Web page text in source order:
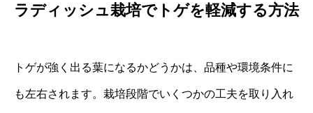
ラディッシュ栽培でトゲを軽減する方法
トゲが強く出る葉になるかどうかは、品種や環境条件に
も左右されます。栽培段階でいくつかの工夫を取り入れ